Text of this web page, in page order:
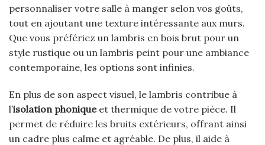
personnaliser votre salle à manger selon vos goûts,
tout en ajoutant une texture intéressante aux murs.
Que vous préfériez un lambris en bois brut pour un
style rustique ou un lambris peint pour une ambiance
contemporaine, les options sont infinies.
En plus de son aspect visuel, le lambris contribue à
l’isolation phoniqueet thermique de votre pièce. Il
permet de réduire les bruits extérieurs, offrant ainsi
un cadre plus calme et agréable. De plus, il aide à